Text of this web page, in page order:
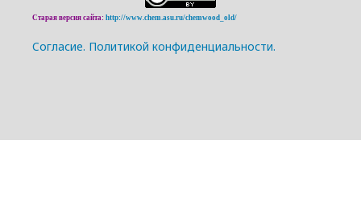
Старая версия сайта: http://www.chem.asu.ru/chemwood_old/
Cогласие. Политикой конфиденциальности.